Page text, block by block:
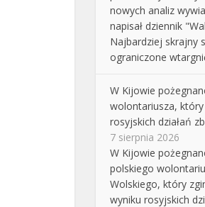
nowych analiz
napisał dziennik
Najbardziej skrajny
ograniczone
W Kijowie
wolontariusza, który
rosyjskich działań
7 sierpnia 2026
W Kijowie
polskiego
Wolskiego, który
wyniku rosyjskich